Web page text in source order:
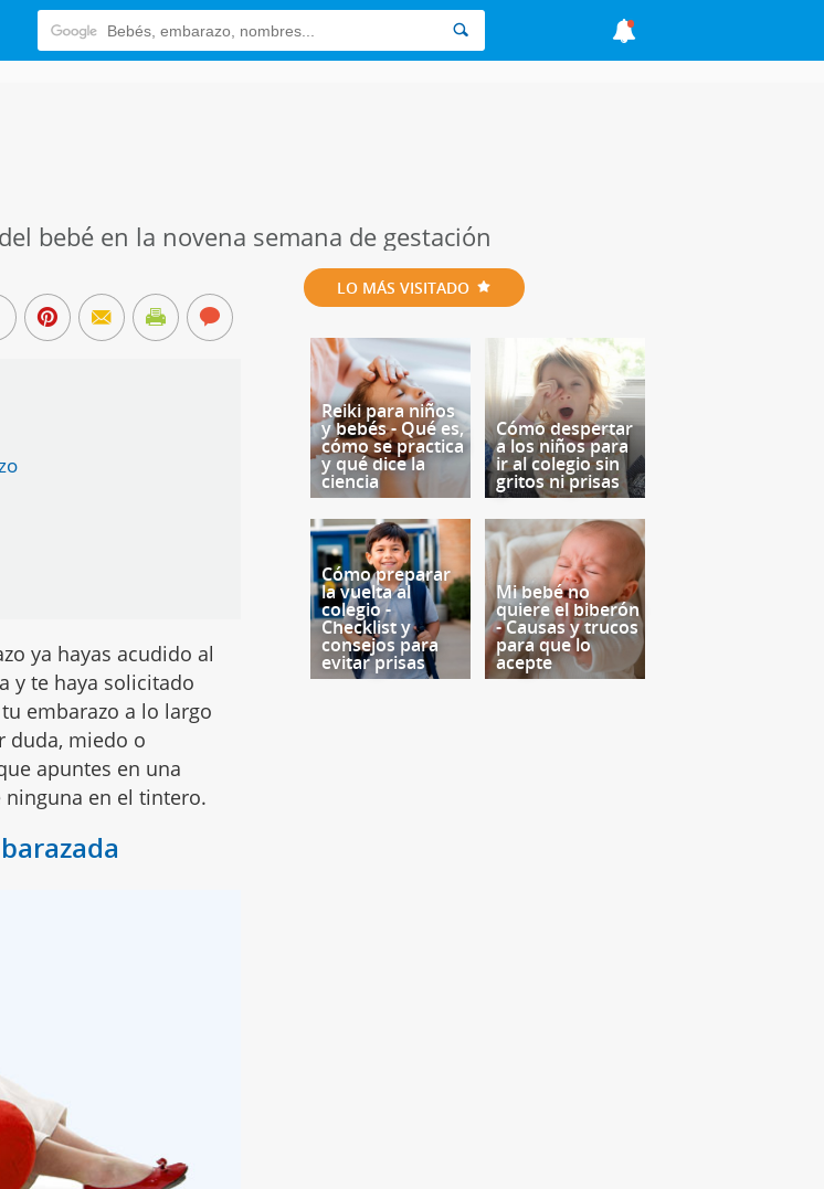
bebé en la novena semana de gestación
ya hayas acudido al
y te haya solicitado
embarazo a lo largo
duda, miedo o
apuntes en una
ninguna en el tintero.
LO MÁS VISITADO
Reiki para niños
y bebés - Qué es,
cómo se practica
y qué dice la
ciencia
Cómo despertar
a los niños para
ir al colegio sin
gritos ni prisas
Cómo preparar
la vuelta al
colegio -
Checklist y
consejos para
evitar prisas
Mi bebé no
quiere el biberón
- Causas y trucos
para que lo
acepte